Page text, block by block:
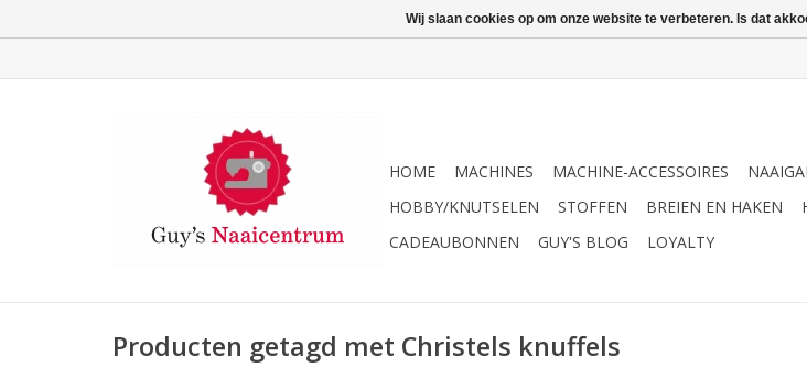
HOME MACHINES MACHINE-ACCESSOIRES
HOBBY/KNUTSELEN
STOFFEN BREIEN EN HAKEN
CADEAUBONNEN
GUY'S BLOG LOYALTY
Producten getagd met Christels knuffels
Wij slaan cookies op om onze website te verbeteren. Is dat